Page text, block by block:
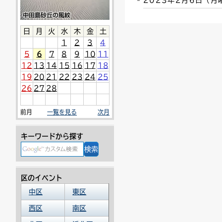
連絡ごみ
ユニバーサルデザイン
日 月 火 水 木 金
土
1
2 3
4
5
6 7 8 9 10 11
12 13 14 15 16 17 18
19 20 21 22 23 24 25
26 27 28
前月 一覧を見る 次月
キーワードから探す
区のイベント
中区
東区
西区 南区